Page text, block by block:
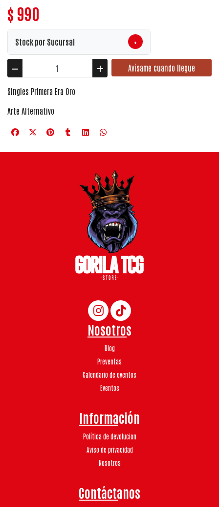
$ 990
Stock por Sucursal +
Avísame cuando llegue
Singles Primera Era Oro
Arte Alternativo
Nosotros
Blog
Preventas
Calendario de eventos
Eventos
Información
Política de devolucion
Aviso de privacidad
Nosotros
Contáctanos